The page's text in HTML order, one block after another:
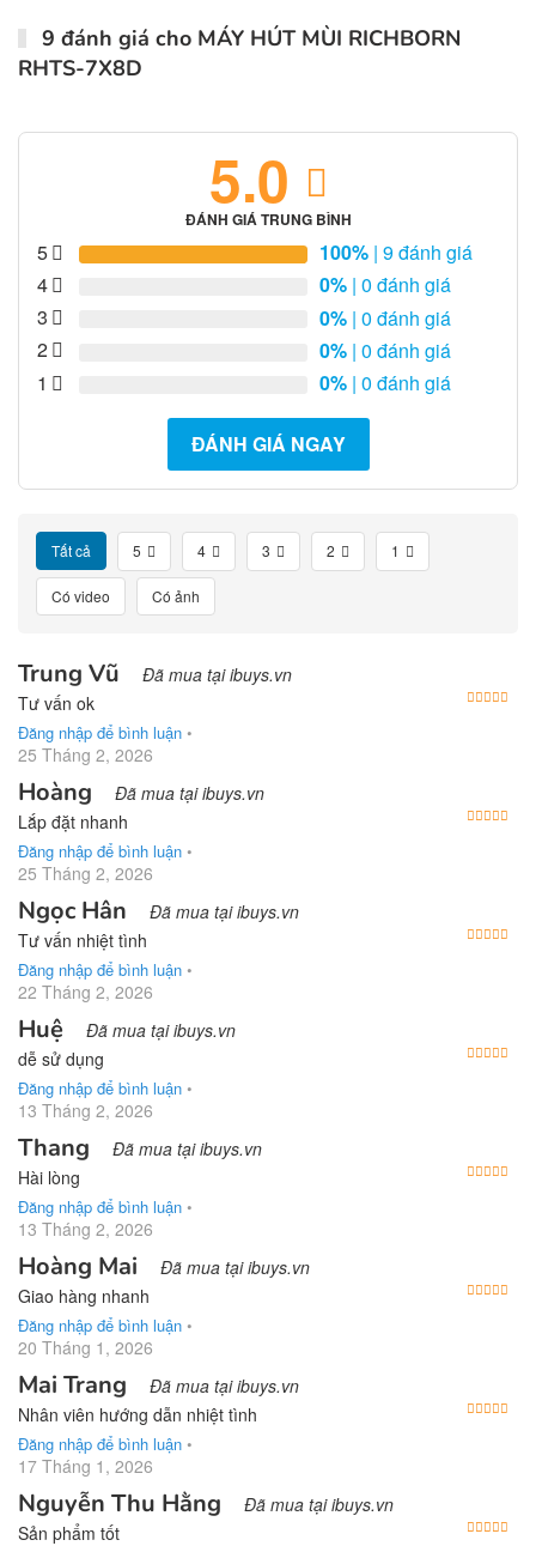
9 đánh giá cho MÁY HÚT MÙI RICHBORN
RHTS-7X8D
5.0
ĐÁNH GIÁ TRUNG BÌNH
5 100% | 9 đánh giá
4
0% | 0 đánh giá
3
0% | 0 đánh giá
2
0% | 0 đánh giá
1
0% | 0 đánh giá
ĐÁNH GIÁ NGAY
Tất cả 5 4 3 2 1
Có video Có ảnh
Trung Vũ Đã mua tại ibuys.vn
Tư vấn ok
Đăng nhập để bình luận •
25 Tháng 2, 2026
Hoàng Đã mua tại ibuys.vn
Lắp đặt nhanh
Đăng nhập để bình luận •
25 Tháng 2, 2026
Ngọc Hân Đã mua tại ibuys.vn
Tư vấn nhiệt tình
Đăng nhập để bình luận •
22 Tháng 2, 2026
Huệ Đã mua tại ibuys.vn
dễ sử dụng
Đăng nhập để bình luận •
13 Tháng 2, 2026
Thang Đã mua tại ibuys.vn
Hài lòng
Đăng nhập để bình luận •
13 Tháng 2, 2026
Hoàng Mai Đã mua tại ibuys.vn
Giao hàng nhanh
Đăng nhập để bình luận •
20 Tháng 1, 2026
Mai Trang Đã mua tại ibuys.vn
Nhân viên hướng dẫn nhiệt tình
Đăng nhập để bình luận •
17 Tháng 1, 2026
Nguyễn Thu Hằng Đã mua tại ibuys.vn
Sản phẩm tốt